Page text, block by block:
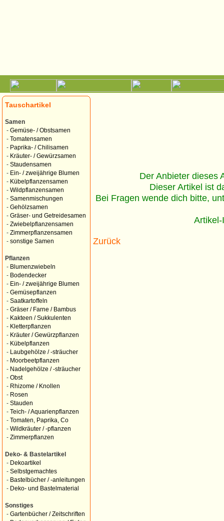
Tauschartikel
Samen
- Gemüse- / Obstsamen
- Tomatensamen
- Paprika- / Chilisamen
- Kräuter- / Gewürzsamen
- Staudensamen
- Ein- / zweijährige Blumen
- Kübelpflanzensamen
- Wildpflanzensamen
- Samenmischungen
- Gehölzsamen
- Gräser- und Getreidesamen
- Zwiebelpflanzensamen
- Zimmerpflanzensamen
- sonstige Samen
Pflanzen
- Blumenzwiebeln
- Bodendecker
- Ein- / zweijährige Blumen
- Gemüsepflanzen
- Saatkartoffeln
- Gräser / Farne / Bambus
- Kakteen / Sukkulenten
- Kletterpflanzen
- Kräuter / Gewürzpflanzen
- Kübelpflanzen
-
Laubgehölze / -sträucher
- Moorbeetpflanzen
- Nadelgehölze / -sträucher
- Obst
- Rhizome / Knollen
- Rosen
- Stauden
- Teich- / Aquarienpflanzen
- Tomaten, Paprika, Co
- Wildkräuter / -pflanzen
- Zimmerpflanzen
Deko- & Bastelartikel
- Dekoartikel
- Selbstgemachtes
- Bastelbücher / -anleitungen
- Deko- und Bastelmaterial
Sonstiges
- Gartenbücher / Zeitschriften
Der Anbieter dieses
Dieser Artikel ist
Bei Fragen wende dich bitte,
Zurück